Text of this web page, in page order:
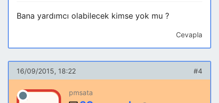
AccessTr.neT Forum Kuralları
Yapılmaması gereken ölümcül hatalar
Bana yardımcı olabilecek kimse yok mu ?
Cevapla
16/09/2015, 18:22 #4
pmsata